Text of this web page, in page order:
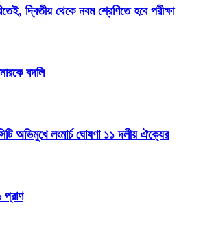
দ্বিতীয় থেকে নবম শ্রেণিতে হবে পরীক্ষা
বদলি
অভিমুখে লংমার্চ ঘোষণা ১১ দলীয় ঐক্যের